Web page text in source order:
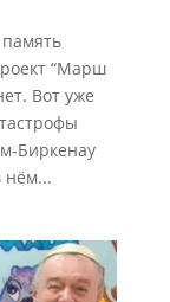
“Марш
Вот уже
Биркенау
нём...